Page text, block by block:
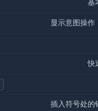
基
显示意图操作
快
插入符号处的